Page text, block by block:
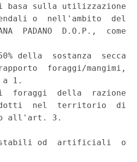
basa sulla utilizzazione
o  nell'ambito  del
PADANO  D.O.P.,  come
della  sostanza  secca
foraggi/mangimi,
a 1.
foraggi  della  razione
nel  territorio  di
all'art. 3.
stabili od  artificiali  o